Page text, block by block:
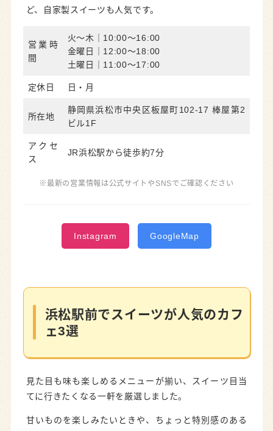
ど、自家製スイーツも人気です。
営業時
間
火～木｜10:00～16:00
金曜日｜12:00～18:00
土曜日｜11:00～17:00
定休日 日・月
所在地
静岡県浜松市中央区板屋町102-17 棒屋第2
ビル1F
アクセ
ス
JR浜松駅から徒歩約7分
※最新の営業情報は公式サイトやSNSでご確認ください
Instagram GoogleMap
浜松駅前でスイーツが人気のカフ
ェ3選
見た目も味も楽しめるメニューが揃い、スイーツ目当
てに行きたくなる一軒を厳選しました。
甘いものを楽しみたいときや、ちょっと特別感のある